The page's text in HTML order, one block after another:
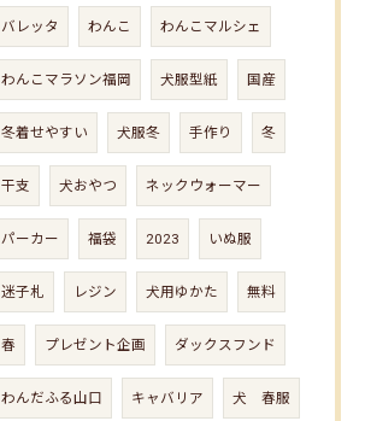
バレッタ わんこ わんこマルシェ
わんこマラソン福岡 犬服型紙 国産
冬着せやすい 犬服冬 手作り 冬
干支 犬おやつ ネックウォーマー
パーカー 福袋 2023 いぬ服
迷子札 レジン 犬用ゆかた 無料
春 プレゼント企画 ダックスフンド
わんだふる山口 キャバリア 犬 春服